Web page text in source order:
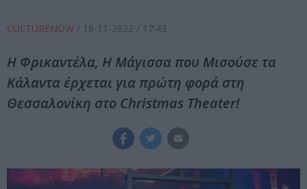
CULTURENOW / 18-11-2022 / 17:43
Η Φρικαντέλα, Η Μάγισσα που Μισούσε τα
Κάλαντα έρχεται για πρώτη φορά στη
Θεσσαλονίκη στο Christmas Theater!